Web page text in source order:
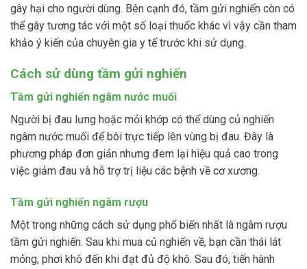
gây hại cho người dùng. Bên cạnh đó, tầm gửi nghiến còn có
thể gây tương tác với một số loại thuốc khác vì vậy cần tham
khảo ý kiến của chuyên gia y tế trước khi sử dụng.
Cách sử dùng tầm gửi nghiến
Tầm gửi nghiến ngâm nước muối
Người bị đau lưng hoặc mỏi khớp có thể dùng củ nghiến
ngâm nước muối để bôi trực tiếp lên vùng bị đau. Đây là
phương pháp đơn giản nhưng đem lại hiệu quả cao trong
việc giảm đau và hỗ trợ trị liệu các bệnh về cơ xương.
Tầm gửi nghiến ngâm rượu
Một trong những cách sử dụng phổ biến nhất là ngâm rượu
tầm gửi nghiến. Sau khi mua củ nghiến về, bạn cần thái lát
mỏng, phơi khô đến khi đạt đủ độ khô. Sau đó, tiến hành